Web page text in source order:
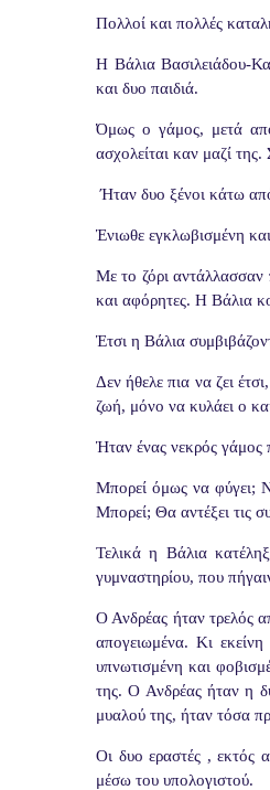
Πολλοί και πολλές
Η Βάλια Βασιλειάδου-
και δυο παιδιά.
Όμως ο γάμος, μετά από
ασχολείται καν μαζί
Ήταν δυο ξένοι κάτω
Ένιωθε εγκλωβισμένη
Με το ζόρι αντάλλασσαν
και αφόρητες. Η Βάλια
Έτσι η Βάλια
Δεν ήθελε πια να ζει
ζωή, μόνο να κυλάει ο
Ήταν ένας νεκρός γάμος
Μπορεί όμως να φύγει;
Μπορεί; Θα αντέξει τις
Τελικά η Βάλια
γυμναστηρίου, που
Ο Ανδρέας ήταν τρελός
απογειωμένα. Κι
υπνωτισμένη και
της. Ο Ανδρέας ήταν η
μυαλού της, ήταν τόσα
Οι δυο εραστές , εκτός
μέσω του υπολογιστού.